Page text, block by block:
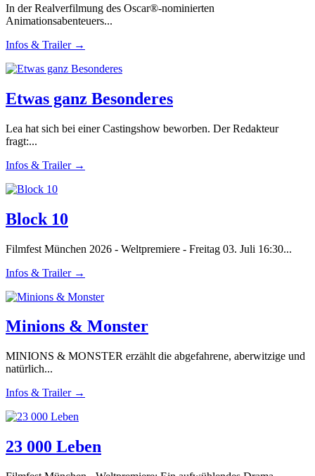
In der Realverfilmung des Oscar®-nominierten
Animationsabenteuers...
Infos & Trailer →
Etwas ganz Besonderes
Lea hat sich bei einer Castingshow beworben. Der Redakteur
fragt:...
Infos & Trailer →
Block 10
Filmfest München 2026 - Weltpremiere - Freitag 03. Juli 16:30...
Infos & Trailer →
Minions & Monster
MINIONS & MONSTER erzählt die abgefahrene, aberwitzige und
natürlich...
Infos & Trailer →
23 000 Leben